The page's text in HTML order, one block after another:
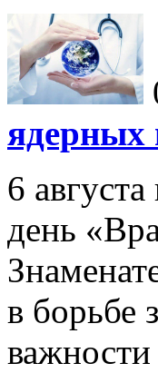
ядерных
6
день
в борьбе